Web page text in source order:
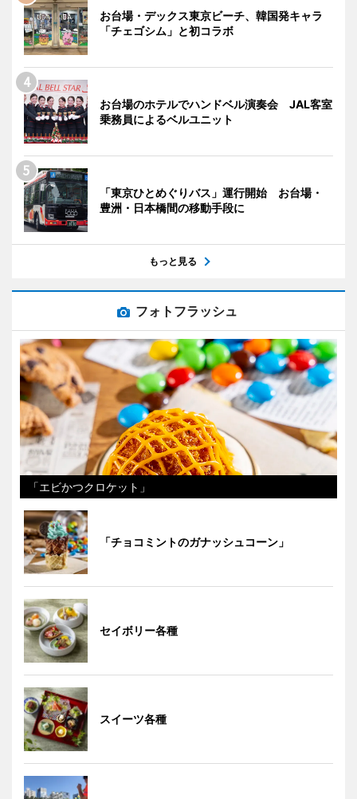
お台場・デックス東京ビーチ、韓国発キャラ
「チェゴシム」と初コラボ
お台場のホテルでハンドベル演奏会 JAL客室
乗務員によるベルユニット
「東京ひとめぐりバス」運行開始 お台場・
豊洲・日本橋間の移動手段に
もっと見る
フォトフラッシュ
「エビかつクロケット」
「チョコミントのガナッシュコーン」
セイボリー各種
スイーツ各種